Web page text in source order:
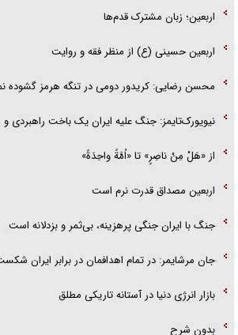
اربعین؛ زبان مشترک قدم‌ها
اربعین حسینی (ع) از منظر فقه و روایت
محسن رضایی: کریدور دومی در تنگه هرمز گشوده
نیویورک‌تایمز: جنگ علیه ایران یک باخت راهبردی
از «هَلْ مِنْ ناصِرٍ» تا «اُمَّةً واحِدَةً»
اربعین مصداق قدرت نرم است
جنگ با ایران جنگی پرهزینه، بی‌ثمر و بزدلانه است
جان مرشایمر: در تمام اهدافمان در برابر ایران
بازار انرژی دنیا در آستانه تاریکی مطلق
بدون شرح